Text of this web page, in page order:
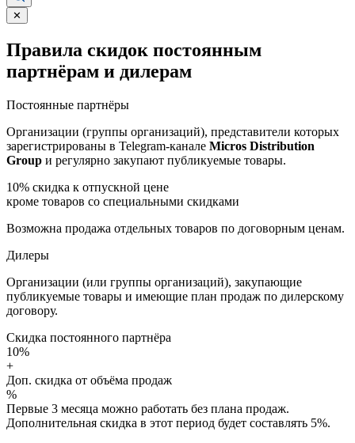
✕
Правила скидок постоянным
партнёрам и дилерам
Постоянные партнёры
Организации (группы организаций), представители которых
зарегистрированы в Telegram-канале Micros Distribution
Group и регулярно закупают публикуемые товары.
10% скидка к отпускной цене
кроме товаров со специальными скидками
Возможна продажа отдельных товаров по договорным ценам.
Дилеры
Организации (или группы организаций), закупающие
публикуемые товары и имеющие план продаж по дилерскому
договору.
Скидка постоянного партнёра
10%
+
Доп. скидка от объёма продаж
%
Первые 3 месяца можно работать без плана продаж.
Дополнительная скидка в этот период будет составлять 5%.